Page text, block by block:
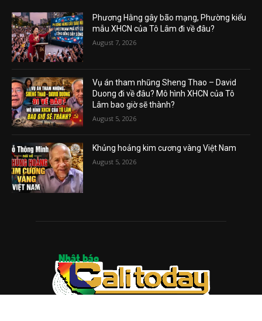
Phương Hằng gây bão mạng, Phường kiểu
mẫu XHCN của Tô Lâm đi về đâu?
August 7, 2026
Vụ án tham nhũng Sheng Thao – David
Duong đi về đâu? Mô hình XHCN của Tô
Lâm bao giờ sẽ thành?
August 5, 2026
Khủng hoảng kim cương vàng Việt Nam
August 5, 2026